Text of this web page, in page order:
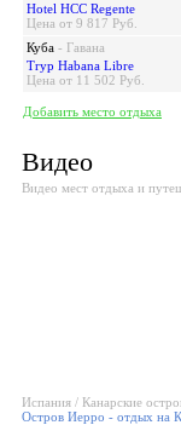
Hotel HCC Regente
Цена от 9 817 Руб.
Куба - Гавана
Tryp Habana Libre
Цена от 11 502 Руб.
Добавить место отдыха
Видео
Видео мест отдыха и
Испания / Канарские
Остров Иерро - отдых на